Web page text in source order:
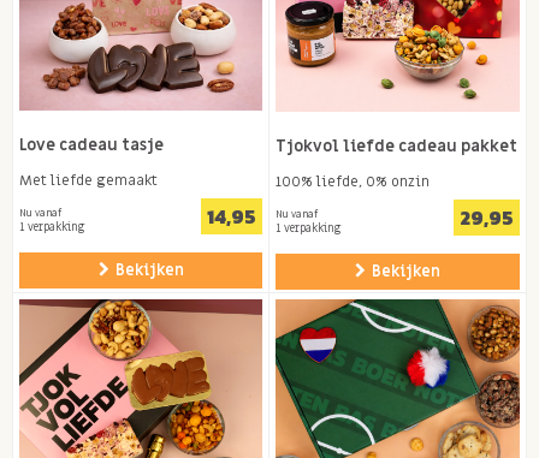
Love cadeau tasje
Met liefde gemaakt
Nu vanaf
1 verpakking 14,95
Bekijken
Tjokvol liefde cadeau pakket
100% liefde, 0% onzin
Nu vanaf
1 verpakking 29,95
Bekijken